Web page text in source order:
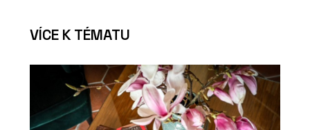
VÍCE K TÉMATU